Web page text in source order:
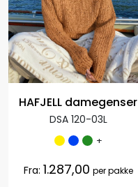
HAFJELL damegenser
DSA 120-03L
+
Fra: 1.287,00 per pakke